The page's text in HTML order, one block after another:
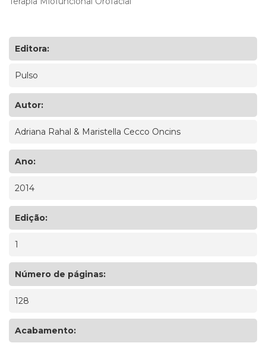
Editora:
Pulso
Autor:
Adriana Rahal & Maristella Cecco Oncins
Ano:
2014
Edição:
1
Número de páginas:
128
Acabamento: